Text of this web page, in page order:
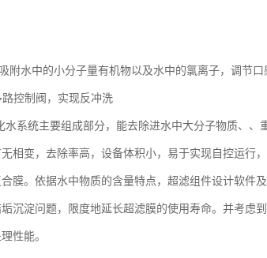
附水中的小分子量有机物以及水中的氯离子，调节口
控制阀，实现反冲洗
系统主要组成部分，能去除进水中大分子物质、、
相变，去除率高，设备体积小，易于实现自控运行，
膜。依据水中物质的含量特点，超滤组件设计软件
沉淀问题，限度地延长超滤膜的使用寿命。并考虑
性能。